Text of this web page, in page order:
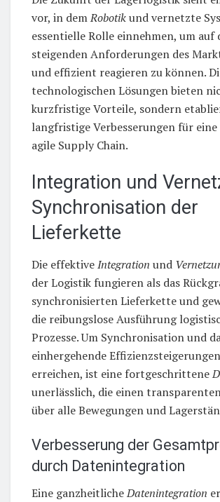
vor, in demRobotikund vernetzte
essentielle Rolle einnehmen, um auf
steigenden Anforderungen des
und effizient reagieren zu können.
technologischen Lösungen bieten
kurzfristige Vorteile, sondern
langfristige Verbesserungen für
agile Supply Chain.
Integration und
Synchronisation der
Lieferkette
Die effektiveIntegration und
der Logistik fungieren als das
synchronisierten Lieferkette und
die reibungslose Ausführung
Prozesse. Um Synchronisation und
einhergehende
erreichen, ist eine fortgeschrittene
unerlässlich, die einen
über alle Bewegungen und
Verbesserung der
durch Datenintegration
Eine ganzheitlicheDatenintegration